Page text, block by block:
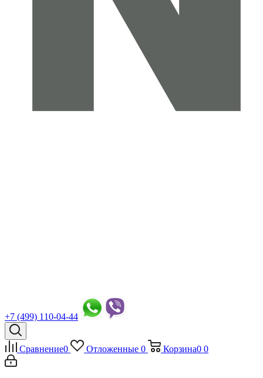
+7 (499) 110-04-44
Сравнение0 Отложенные 0 Корзина0 0